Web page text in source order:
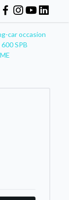
car occasion
SPB